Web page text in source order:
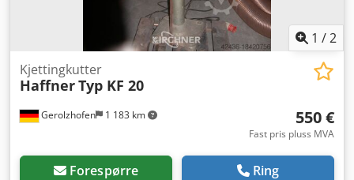
1 /2
Gerolzhofen 1 183 km
Kjettingkutter
HaffnerTyp KF 20
550 €
Fast pris pluss MVA
Forespørre Ring